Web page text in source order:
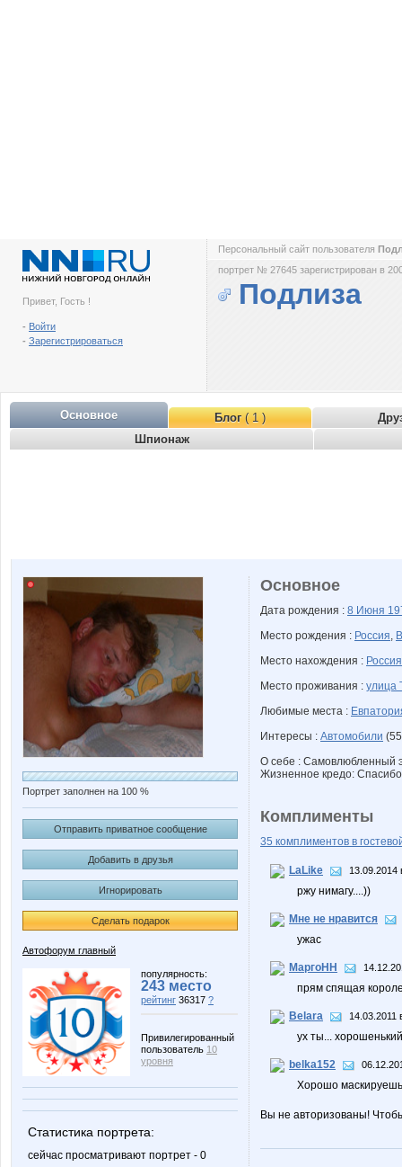
Привет, Гость !
- Войти
- Зарегистрироваться
Персональный сайт пользователя
портрет № 27645 зарегистрирован в
Подлиза
Основное Блог( 1 )
Шпионаж
Портрет заполнен на 100 %
Отправить приватное сообщение
Добавить в друзья
Игнорировать
Сделать подарок
Автофорум главный
популярность:
243 место
рейтинг 36317 ?
Привилегированный
пользователь 10
уровня
Статистика портрета:
сейчас просматривают портрет - 0
Основное
Дата рождения : 8 Июня
Место рождения : Россия,
Место нахождения : Россия
Место проживания : улица
Любимые места :
Интересы : Автомобили
О себе : Самовлюбленный
Жизненное кредо: Спасибо
Комплименты
35 комплиментов в
LaLike 13.09.2014
ржу нимагу....))
Мне не нравится
ужас
МаргоНН
прям спящая
Belara 14.03.2011
ух ты...
belka152
Хорошо
Вы не авторизованы!